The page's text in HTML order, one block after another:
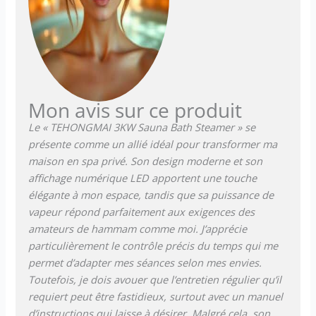
sortie de vapeur et
l'expansion du réservoir
intérieur. Lorsque la
température atteint une
certaine hauteur, il s'éteint
automatiquement, afin de ne
pas provoquer de fuite
d'électricité. Il dispose
également d'une protection
contre le manque d'eau,
d'une protection contre les
températures élevées pour
éviter la combustion à sec et
d'une protection contre les
surtensions.
Mon avis sur ce produit
Le « TEHONGMAI 3KW Sauna Bath Steamer » se
présente comme un allié idéal pour transformer ma
maison en spa privé. Son design moderne et son
affichage numérique LED apportent une touche
élégante à mon espace, tandis que sa puissance de
vapeur répond parfaitement aux exigences des
amateurs de hammam comme moi. J’apprécie
particulièrement le contrôle précis du temps qui me
permet d’adapter mes séances selon mes envies.
Toutefois, je dois avouer que l’entretien régulier qu’il
requiert peut être fastidieux, surtout avec un manuel